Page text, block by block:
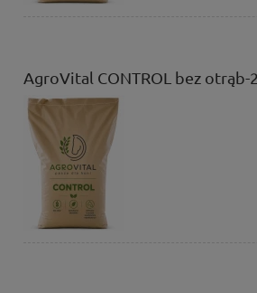
AgroVital CONTROL bez otrąb-